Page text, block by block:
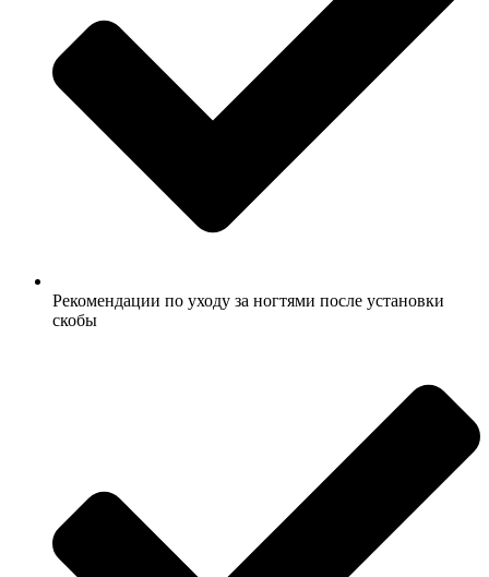
Рекомендации по уходу за ногтями после установки
скобы